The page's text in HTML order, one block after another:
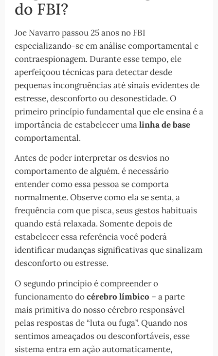
do FBI?
Joe Navarro passou 25 anos no FBI
especializando-se em análise comportamental e
contraespionagem. Durante esse tempo, ele
aperfeiçoou técnicas para detectar desde
pequenas incongruências até sinais evidentes de
estresse, desconforto ou desonestidade. O
primeiro princípio fundamental que ele ensina é a
importância de estabelecer umalinha de base
comportamental.
Antes de poder interpretar os desvios no
comportamento de alguém, é necessário
entender como essa pessoa se comporta
normalmente. Observe como ela se senta, a
frequência com que pisca, seus gestos habituais
quando está relaxada. Somente depois de
estabelecer essa referência você poderá
identificar mudanças significativas que sinalizam
desconforto ou estresse.
O segundo princípio é compreender o
funcionamento docérebro límbico – a parte
mais primitiva do nosso cérebro responsável
pelas respostas de “luta ou fuga”. Quando nos
sentimos ameaçados ou desconfortáveis, esse
sistema entra em ação automaticamente,